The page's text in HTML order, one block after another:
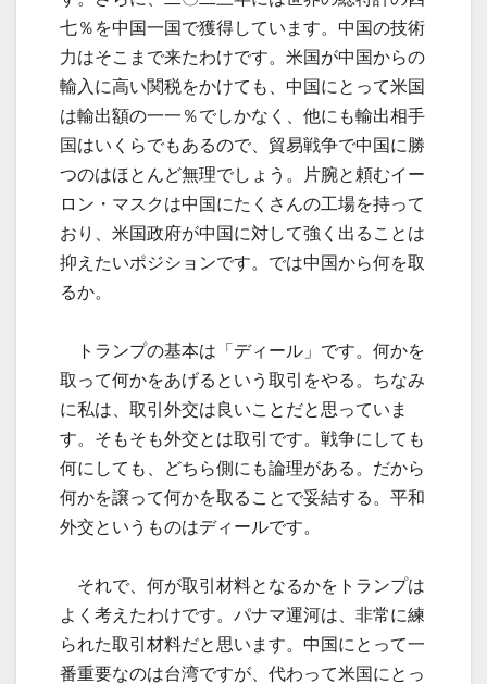
七％を中国一国で獲得しています。中国の技術
力はそこまで来たわけです。米国が中国からの
輸入に高い関税をかけても、中国にとって米国
は輸出額の一一％でしかなく、他にも輸出相手
国はいくらでもあるので、貿易戦争で中国に勝
つのはほとんど無理でしょう。片腕と頼むイー
ロン・マスクは中国にたくさんの工場を持って
おり、米国政府が中国に対して強く出ることは
抑えたいポジションです。では中国から何を取
るか。
トランプの基本は「ディール」です。何かを
取って何かをあげるという取引をやる。ちなみ
に私は、取引外交は良いことだと思っていま
す。そもそも外交とは取引です。戦争にしても
何にしても、どちら側にも論理がある。だから
何かを譲って何かを取ることで妥結する。平和
外交というものはディールです。
それで、何が取引材料となるかをトランプは
よく考えたわけです。パナマ運河は、非常に練
られた取引材料だと思います。中国にとって一
番重要なのは台湾ですが、代わって米国にとっ